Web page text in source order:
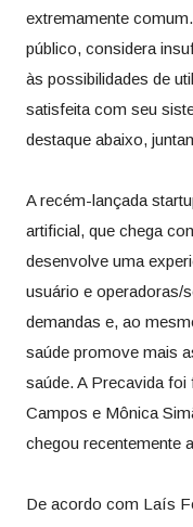
extremamente
público, considera
às possibilidades de
satisfeita com seu
destaque abaixo,
A recém-lançada
artificial, que chega
desenvolve uma
usuário e operadoras/
demandas e, ao
saúde promove mais
saúde. A Precavida
Campos e Mônica
chegou recentemente
De acordo com Laís